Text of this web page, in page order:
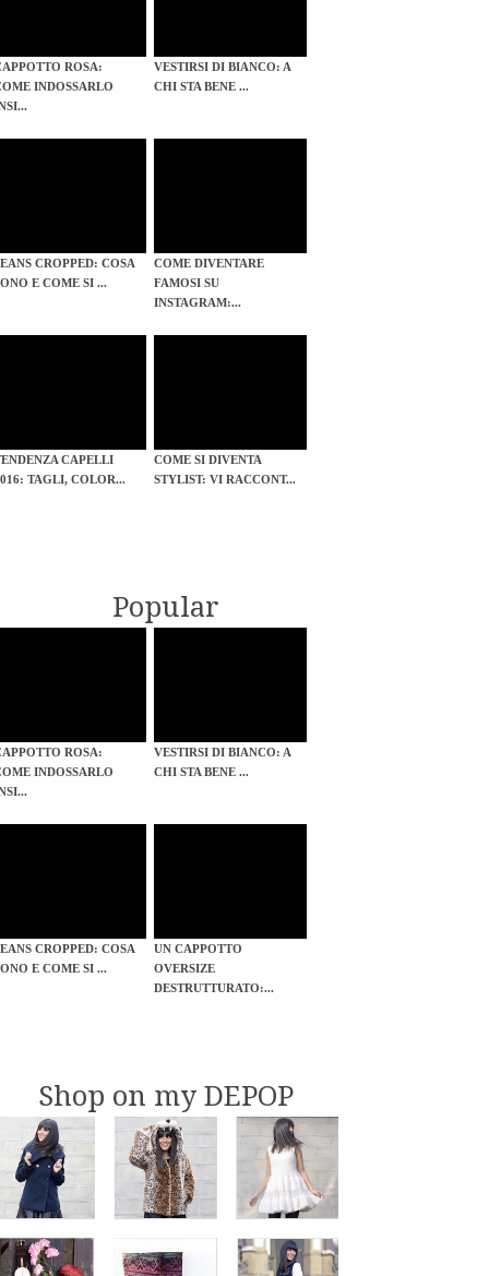
ROSA:
INDOSSARLO
VESTIRSI DI BIANCO: A
CHI STA BENE ...
CROPPED: COSA
E COME SI ...
COME DIVENTARE
FAMOSI SU
INSTAGRAM:...
CAPELLI
TAGLI, COLOR...
COME SI DIVENTA
STYLIST: VI RACCONT...
Popular
ROSA:
INDOSSARLO
VESTIRSI DI BIANCO: A
CHI STA BENE ...
CROPPED: COSA
E COME SI ...
UN CAPPOTTO
OVERSIZE
DESTRUTTURATO:...
Shop on my DEPOP